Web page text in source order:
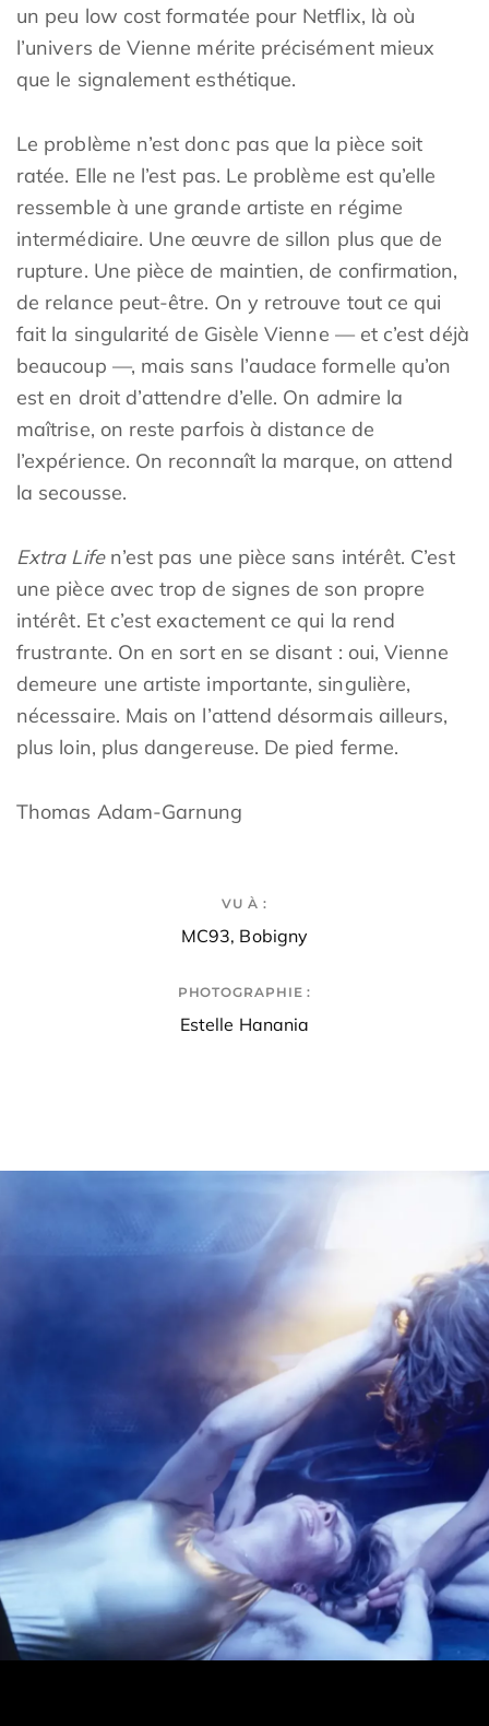
un peu low cost formatée pour Netflix, là où
l’univers de Vienne mérite précisément mieux
que le signalement esthétique.
Le problème n’est donc pas que la pièce soit
ratée. Elle ne l’est pas. Le problème est qu’elle
ressemble à une grande artiste en régime
intermédiaire. Une œuvre de sillon plus que de
rupture. Une pièce de maintien, de confirmation,
de relance peut-être. On y retrouve tout ce qui
fait la singularité de Gisèle Vienne — et c’est déjà
beaucoup —, mais sans l’audace formelle qu’on
est en droit d’attendre d’elle. On admire la
maîtrise, on reste parfois à distance de
l’expérience. On reconnaît la marque, on attend
la secousse.
Extra Lifen’est pas une pièce sans intérêt. C’est
une pièce avec trop de signes de son propre
intérêt. Et c’est exactement ce qui la rend
frustrante. On en sort en se disant : oui, Vienne
demeure une artiste importante, singulière,
nécessaire. Mais on l’attend désormais ailleurs,
plus loin, plus dangereuse. De pied ferme.
Thomas Adam-Garnung
VU À :
MC93, Bobigny
PHOTOGRAPHIE :
Estelle Hanania